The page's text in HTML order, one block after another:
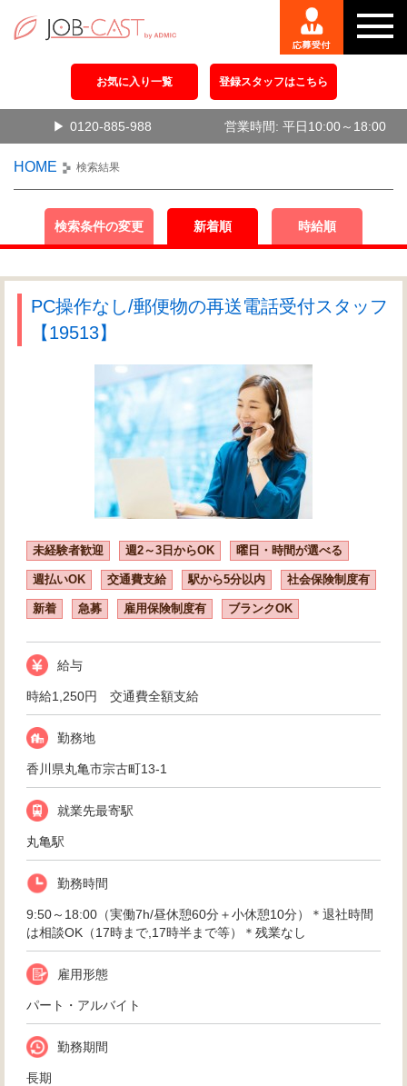
お気に入り一覧 登録スタッフはこちら
0120-885-988 営業時間: 平日10:00～18:00
HOME 検索結果
検索条件の変更 新着順 時給順
PC操作なし/郵便物の再送電話受付スタッフ
【19513】
未経験者歓迎 週2～3日からOK 曜日・時間が選べる
週払いOK 交通費支給 駅から5分以内 社会保険制度有
新着 急募 雇用保険制度有 ブランクOK
給与
時給1,250円 交通費全額支給
勤務地
香川県丸亀市宗古町13-1
就業先最寄駅
丸亀駅
勤務時間
9:50～18:00（実働7h/昼休憩60分＋小休憩10分）＊退社時間
は相談OK（17時まで,17時半まで等）＊残業なし
雇用形態
パート・アルバイト
勤務期間
長期